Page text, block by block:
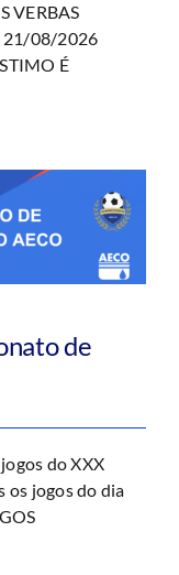
VERBAS
21/08/2026
É
de
do XXX
os jogos do dia